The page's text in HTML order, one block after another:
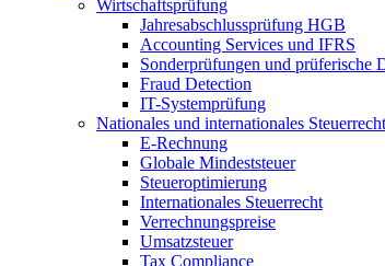
Wirtschaftsprüfung
Jahresabschlussprüfung HGB
Accounting Services und IFRS
Sonderprüfungen und prüferische
Fraud Detection
IT-Systemprüfung
Nationales und internationales Steuerrecht
E-Rechnung
Globale Mindeststeuer
Steueroptimierung
Internationales Steuerrecht
Verrechnungspreise
Umsatzsteuer
Tax Compliance